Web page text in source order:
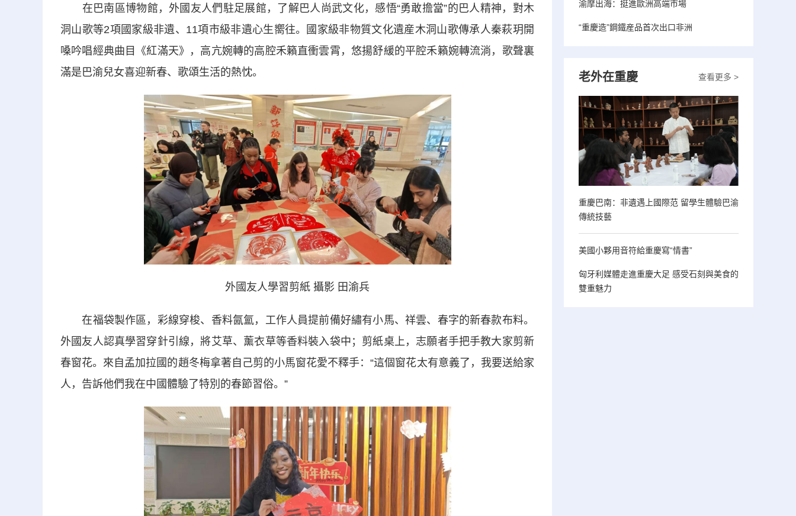
在巴南區博物館，外國友人們駐足展館，了解巴人尚武文化，感悟“勇敢擔當”的巴人精神，對木
洞山歌等2項國家級非遺、11項市級非遺心生嚮往。國家級非物質文化遺産木洞山歌傳承人秦萩玥開
嗓吟唱經典曲目《紅滿天》，高亢婉轉的高腔禾籟直衝雲霄，悠揚舒緩的平腔禾籟婉轉流淌，歌聲裏
滿是巴渝兒女喜迎新春、歌頌生活的熱忱。
外國友人學習剪紙 攝影 田渝兵
在福袋製作區，彩線穿梭、香料氤氳，工作人員提前備好繡有小馬、祥雲、春字的新春款布料。
外國友人認真學習穿針引線，將艾草、薰衣草等香料裝入袋中；剪紙桌上，志願者手把手教大家剪新
春窗花。來自孟加拉國的趙冬梅拿著自己剪的小馬窗花愛不釋手：“這個窗花太有意義了，我要送給家
人，告訴他們我在中國體驗了特別的春節習俗。”
渝摩出海：挺進歐洲高端市場
“重慶造”鋼鐵産品首次出口非洲
查看更多 >
老外在重慶
重慶巴南：非遺遇上國際范 留學生體驗巴渝
傳統技藝
美國小夥用音符給重慶寫“情書”
匈牙利媒體走進重慶大足 感受石刻與美食的
雙重魅力